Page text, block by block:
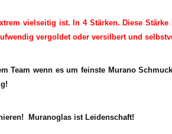
vielseitig ist. In 4 Stärken. Diese
vergoldet oder versilbert und
Team wenn es um feinste Murano
Muranoglas ist Leidenschaft!